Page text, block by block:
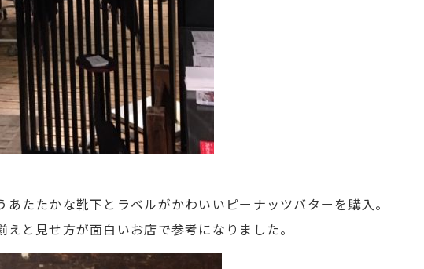
あたたかな靴下とラベルがかわいいピーナッツバターを購入。
と見せ方が面白いお店で参考になりました。